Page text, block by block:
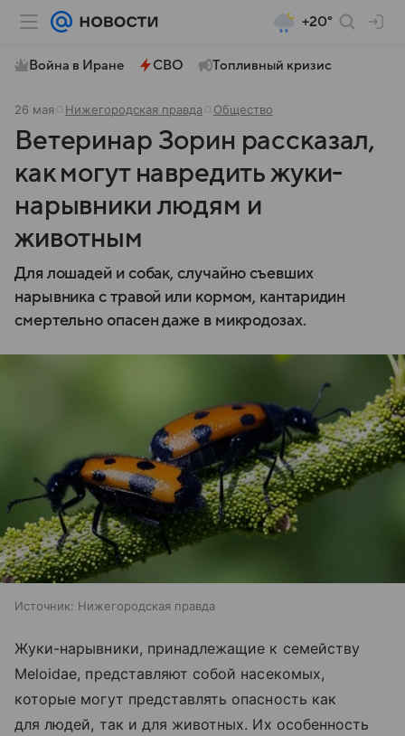
+20°
Война в Иране СВО Топливный кризис
26 мая Нижегородская правда Общество
Ветеринар Зорин рассказал,
как могут навредить жуки-
нарывники людям и
животным
Для лошадей и собак, случайно съевших
нарывника с травой или кормом, кантаридин
смертельно опасен даже в микродозах.
Источник: Нижегородская правда
Жуки-нарывники, принадлежащие к семейству
Meloidae, представляют собой насекомых,
которые могут представлять опасность как
для людей, так и для животных. Их особенность